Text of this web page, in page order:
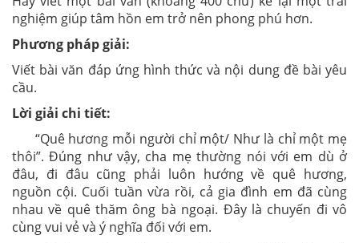
nghiệm giúp tâm hồn em trở nên phong phú hơn.
Phương pháp giải:
Viết bài văn đáp ứng hình thức và nội dung đề bài yêu
cầu.
Lời giải chi tiết:
“Quê hương mỗi người chỉ một/ Như là chỉ một mẹ
thôi”. Đúng như vậy, cha mẹ thường nói với em dù ở
đâu, đi đâu cũng phải luôn hướng về quê hương,
nguồn cội. Cuối tuần vừa rồi, cả gia đình em đã cùng
nhau về quê thăm ông bà ngoại. Đây là chuyến đi vô
cùng vui vẻ và ý nghĩa đối với em.